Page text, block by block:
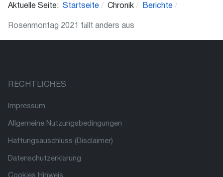
Aktuelle Seite: Startseite Chronik Berichte
Rosenmontag 2021 fällt anders aus
RECHTLICHES
Impressum
Allgemeine Nutzungsbedingungen
Haftungsauschluss (Disclaimer)
Datenschutzerklärung